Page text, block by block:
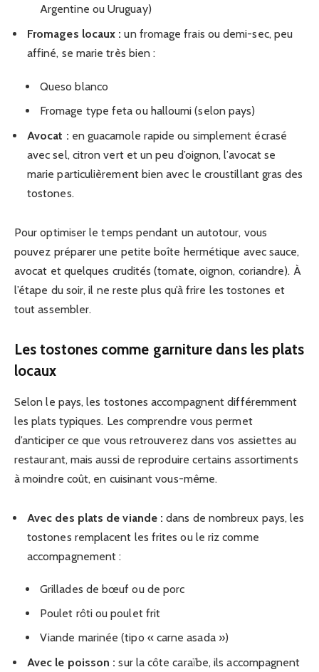
Argentine ou Uruguay)
Fromages locaux : un fromage frais ou demi-sec, peu
affiné, se marie très bien :
Queso blanco
Fromage type feta ou halloumi (selon pays)
Avocat : en guacamole rapide ou simplement écrasé
avec sel, citron vert et un peu d’oignon, l’avocat se
marie particulièrement bien avec le croustillant gras des
tostones.
Pour optimiser le temps pendant un autotour, vous
pouvez préparer une petite boîte hermétique avec sauce,
avocat et quelques crudités (tomate, oignon, coriandre). À
l’étape du soir, il ne reste plus qu’à frire les tostones et
tout assembler.
Les tostones comme garniture dans les plats
locaux
Selon le pays, les tostones accompagnent différemment
les plats typiques. Les comprendre vous permet
d’anticiper ce que vous retrouverez dans vos assiettes au
restaurant, mais aussi de reproduire certains assortiments
à moindre coût, en cuisinant vous-même.
Avec des plats de viande : dans de nombreux pays, les
tostones remplacent les frites ou le riz comme
accompagnement :
Grillades de bœuf ou de porc
Poulet rôti ou poulet frit
Viande marinée (tipo « carne asada »)
Avec le poisson : sur la côte caraïbe, ils accompagnent